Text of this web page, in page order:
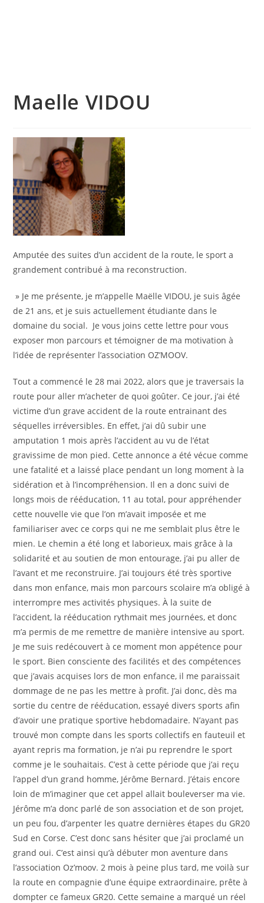
Maelle VIDOU
Amputée des suites d’un accident de la route, le sport a
grandement contribué à ma reconstruction.
» Je me présente, je m’appelle Maëlle VIDOU, je suis âgée
de 21 ans, et je suis actuellement étudiante dans le
domaine du social. Je vous joins cette lettre pour vous
exposer mon parcours et témoigner de ma motivation à
l’idée de représenter l’association OZ’MOOV.
Tout a commencé le 28 mai 2022, alors que je traversais la
route pour aller m’acheter de quoi goûter. Ce jour, j’ai été
victime d’un grave accident de la route entrainant des
séquelles irréversibles. En effet, j’ai dû subir une
amputation 1 mois après l’accident au vu de l’état
gravissime de mon pied. Cette annonce a été vécue comme
une fatalité et a laissé place pendant un long moment à la
sidération et à l’incompréhension. Il en a donc suivi de
longs mois de rééducation, 11 au total, pour appréhender
cette nouvelle vie que l’on m’avait imposée et me
familiariser avec ce corps qui ne me semblait plus être le
mien. Le chemin a été long et laborieux, mais grâce à la
solidarité et au soutien de mon entourage, j’ai pu aller de
l’avant et me reconstruire. J’ai toujours été très sportive
dans mon enfance, mais mon parcours scolaire m’a obligé à
interrompre mes activités physiques. À la suite de
l’accident, la rééducation rythmait mes journées, et donc
m’a permis de me remettre de manière intensive au sport.
Je me suis redécouvert à ce moment mon appétence pour
le sport. Bien consciente des facilités et des compétences
que j’avais acquises lors de mon enfance, il me paraissait
dommage de ne pas les mettre à profit. J’ai donc, dès ma
sortie du centre de rééducation, essayé divers sports afin
d’avoir une pratique sportive hebdomadaire. N’ayant pas
trouvé mon compte dans les sports collectifs en fauteuil et
ayant repris ma formation, je n’ai pu reprendre le sport
comme je le souhaitais. C’est à cette période que j’ai reçu
l’appel d’un grand homme, Jérôme Bernard. J’étais encore
loin de m’imaginer que cet appel allait bouleverser ma vie.
Jérôme m’a donc parlé de son association et de son projet,
un peu fou, d’arpenter les quatre dernières étapes du GR20
Sud en Corse. C’est donc sans hésiter que j’ai proclamé un
grand oui. C’est ainsi qu’à débuter mon aventure dans
l’association Oz’moov. 2 mois à peine plus tard, me voilà sur
la route en compagnie d’une équipe extraordinaire, prête à
dompter ce fameux GR20. Cette semaine a marqué un réel